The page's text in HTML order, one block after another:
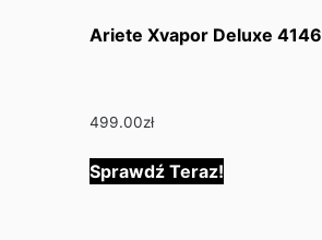
Ariete Xvapor Deluxe 4146
499.00zł
Sprawdź Teraz!